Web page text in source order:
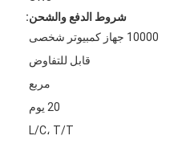
شروط الدفع والشحن:
10000 جهاز كمبيوتر شخصى
قابل للتفاوض
مربع
20 يوم
L/C، T/T